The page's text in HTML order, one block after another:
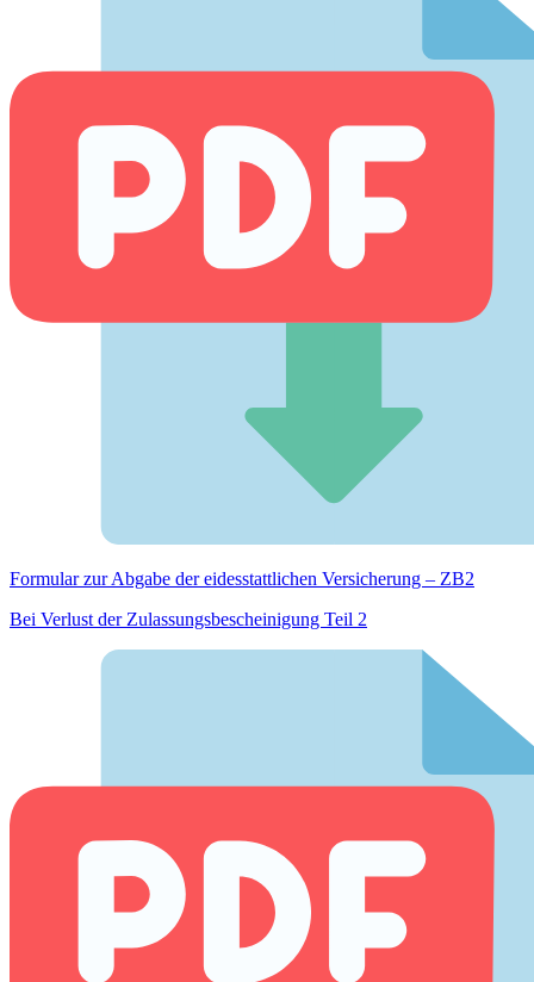
Formular zur Abgabe der eides­stattlichen Versicherung – ZB2
Bei Verlust der Zulassungsbescheinigung Teil 2